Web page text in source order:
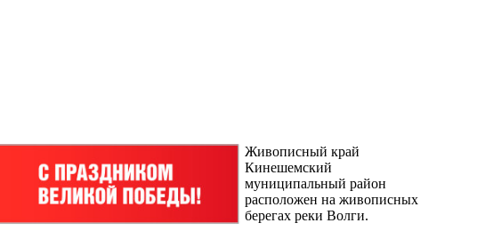
Живописный край
Кинешемский
муниципальный район
расположен на живописных
берегах реки Волги.